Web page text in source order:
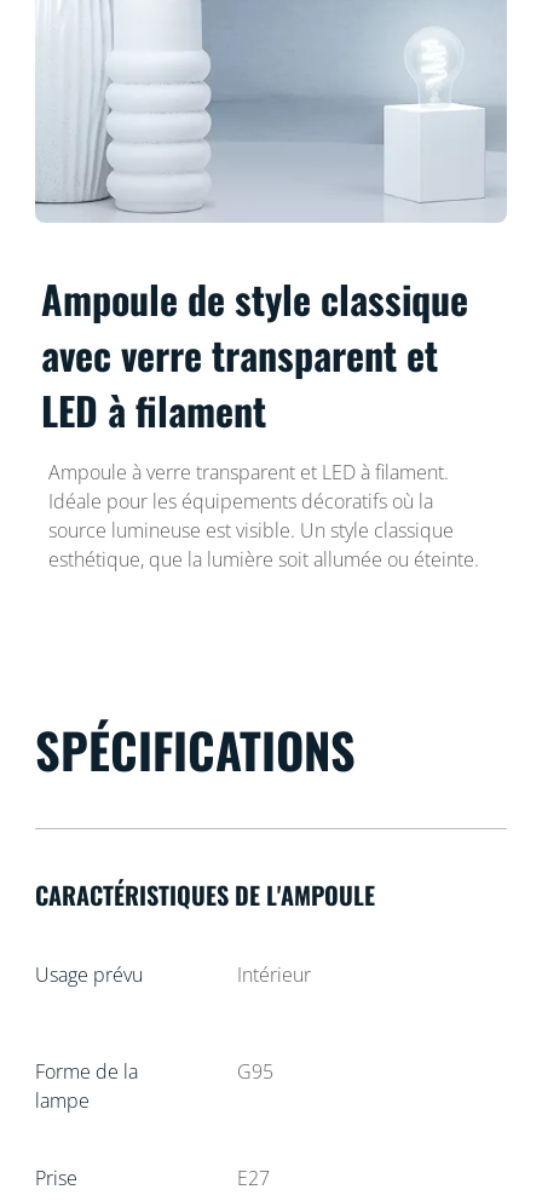
Ampoule de style classique
avec verre transparent et
LED à filament
Ampoule à verre transparent et LED à filament.
Idéale pour les équipements décoratifs où la
source lumineuse est visible. Un style classique
esthétique, que la lumière soit allumée ou éteinte.
SPÉCIFICATIONS
CARACTÉRISTIQUES DE L'AMPOULE
Usage prévu Intérieur
Forme de la
lampe
G95
Prise E27